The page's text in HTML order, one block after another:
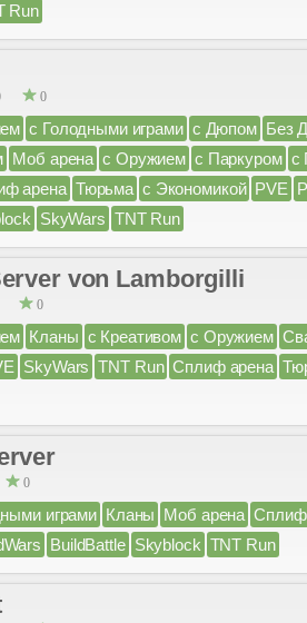
Run
0
с Голодными играми с Дюпом Без
Моб арена с Оружием с Паркуром с
арена Тюрьма с Экономикой PVE
SkyWars TNT Run
von Lamborgilli
0
Кланы с Креативом с Оружием
SkyWars TNT Run Сплиф арена
0
играми Кланы Моб арена Сплиф
BuildBattle Skyblock TNT Run